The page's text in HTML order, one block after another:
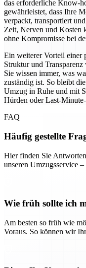
das erforderliche Know-
gewährleistet, dass Ihre
verpackt, transportiert
Zeit, Nerven und Kosten
ohne Kompromisse bei
Ein weiterer Vorteil einer
Struktur und Transparenz
Sie wissen immer, was
zuständig ist. So bleibt
Umzug in Ruhe und mit
Hürden oder Last-
FAQ
Häufig gestellte
Hier finden Sie
unseren Umzugsservice
Wie früh sollte ich
Am besten so früh wie
Voraus. So können wir